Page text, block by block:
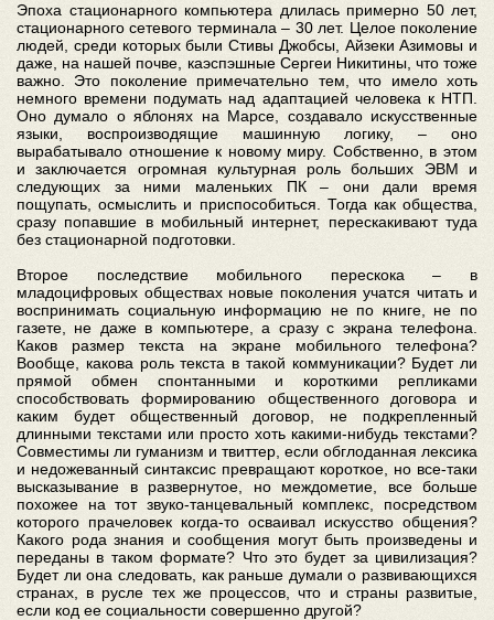
Эпоха стационарного компьютера длилась примерно 50 лет,
стационарного сетевого терминала – 30 лет. Целое поколение
людей, среди которых были Стивы Джобсы, Айзеки Азимовы и
даже, на нашей почве, каэспэшные Сергеи Никитины, что тоже
важно. Это поколение примечательно тем, что имело хоть
немного времени подумать над адаптацией человека к НТП.
Оно думало о яблонях на Марсе, создавало искусственные
языки, воспроизводящие машинную логику, – оно
вырабатывало отношение к новому миру. Собственно, в этом
и заключается огромная культурная роль больших ЭВМ и
следующих за ними маленьких ПК – они дали время
пощупать, осмыслить и приспособиться. Тогда как общества,
сразу попавшие в мобильный интернет, перескакивают туда
без стационарной подготовки.
Второе последствие мобильного перескока – в
младоцифровых обществах новые поколения учатся читать и
воспринимать социальную информацию не по книге, не по
газете, не даже в компьютере, а сразу с экрана телефона.
Каков размер текста на экране мобильного телефона?
Вообще, какова роль текста в такой коммуникации? Будет ли
прямой обмен спонтанными и короткими репликами
способствовать формированию общественного договора и
каким будет общественный договор, не подкрепленный
длинными текстами или просто хоть какими-нибудь текстами?
Совместимы ли гуманизм и твиттер, если обглоданная лексика
и недожеванный синтаксис превращают короткое, но все-таки
высказывание в развернутое, но междометие, все больше
похожее на тот звуко-танцевальный комплекс, посредством
которого прачеловек когда-то осваивал искусство общения?
Какого рода знания и сообщения могут быть произведены и
переданы в таком формате? Что это будет за цивилизация?
Будет ли она следовать, как раньше думали о развивающихся
странах, в русле тех же процессов, что и страны развитые,
если код ее социальности совершенно другой?